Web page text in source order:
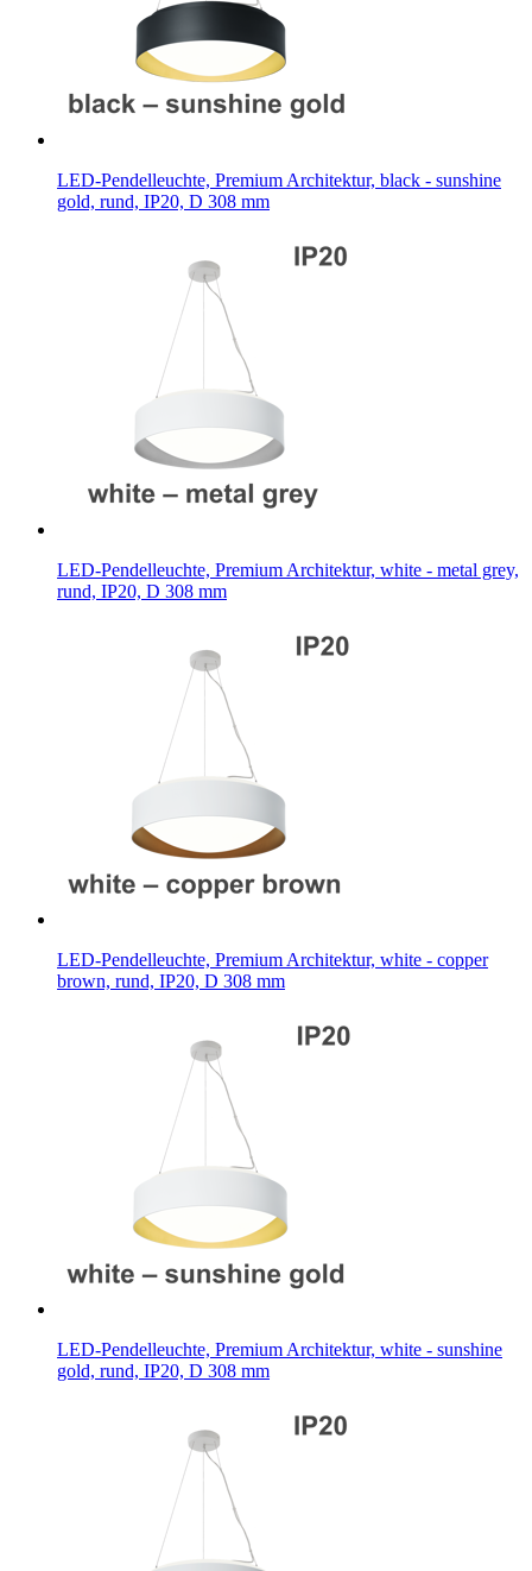
LED-Pendelleuchte, Premium Architektur, black - sunshine
gold, rund, IP20, D 308 mm
LED-Pendelleuchte, Premium Architektur, white - metal grey,
rund, IP20, D 308 mm
LED-Pendelleuchte, Premium Architektur, white - copper
brown, rund, IP20, D 308 mm
LED-Pendelleuchte, Premium Architektur, white - sunshine
gold, rund, IP20, D 308 mm